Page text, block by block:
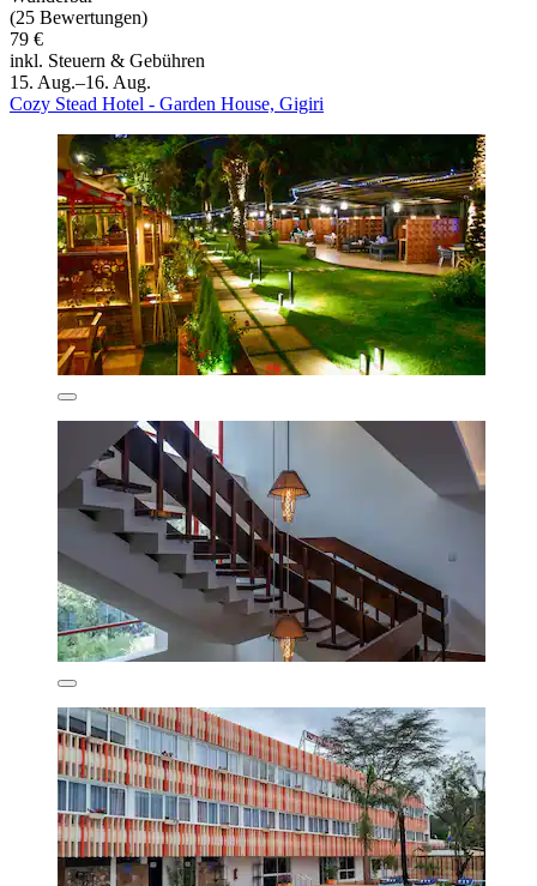
(25 Bewertungen)
79 €
inkl. Steuern & Gebühren
15. Aug.–16. Aug.
Cozy Stead Hotel - Garden House, Gigiri